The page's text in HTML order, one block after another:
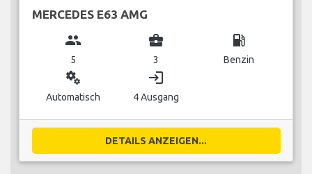
MERCEDES E63 AMG
group
5
business_center
3
local_gas_station
Benzin
miscellaneous_services
Automatisch
login
4 Ausgang
DETAILS ANZEIGEN...